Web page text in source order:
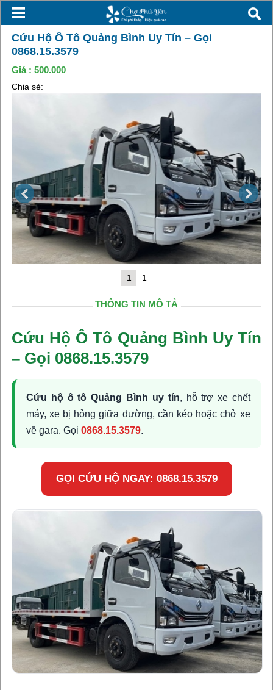
Cứu Hộ Ô Tô Quảng Bình Uy Tín – Gọi
0868.15.3579
Giá : 500.000
Chia sẻ:
1 1
THÔNG TIN MÔ TẢ
Cứu Hộ Ô Tô Quảng Bình Uy Tín
– Gọi 0868.15.3579
Cứu hộ ô tô Quảng Bình uy tín, hỗ trợ xe chết
máy, xe bị hỏng giữa đường, cần kéo hoặc chở xe
về gara. Gọi 0868.15.3579.
GỌI CỨU HỘ NGAY: 0868.15.3579